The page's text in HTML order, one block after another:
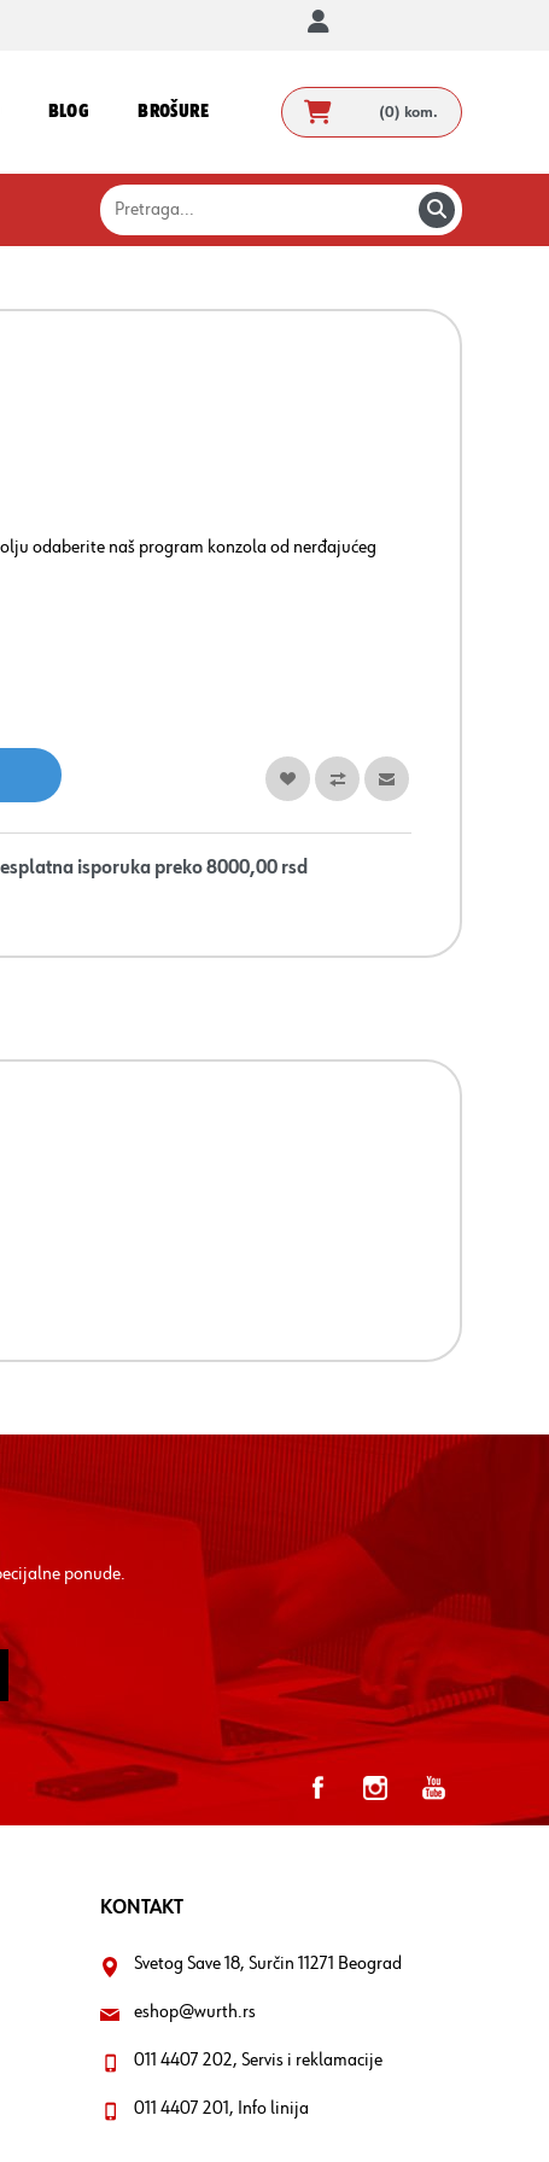
BLOG BROŠURE (0) kom.
odaberite naš program konzola od nerđajućeg
isporuka preko 8000,00 rsd
ponude.
KONTAKT
Svetog Save 18, Surčin 11271 Beograd
eshop@wurth.rs
011 4407 202, Servis i reklamacije
011 4407 201, Info linija